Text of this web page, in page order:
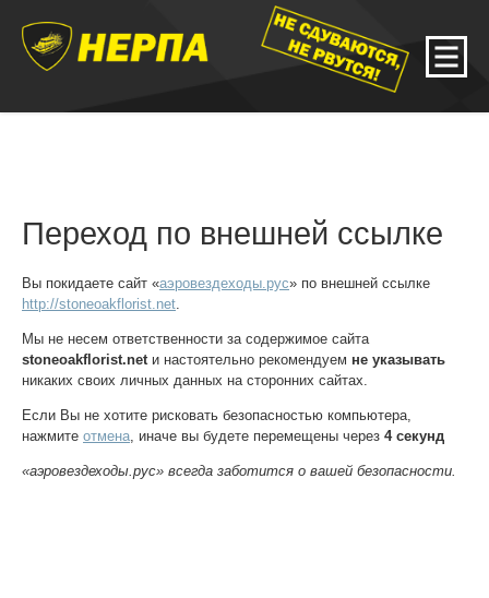
Переход по внешней ссылке
Вы покидаете сайт «аэровездеходы.рус» по внешней ссылке
http://stoneoakflorist.net
Мы не несем ответственности за содержимое сайта
stoneoakflorist.net и настоятельно рекомендуем не указывать
никаких своих личных данных на сторонних сайтах.
Если Вы не хотите рисковать безопасностью компьютера,
нажмите отмена , иначе вы будете перемещены через 4секунд
«аэровездеходы.рус» всегда заботится о вашей безопасности.